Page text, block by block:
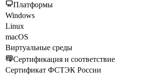
Платформы
Windows
Linux
macOS
Виртуальные среды
Сертификация и соответствие
Сертификат ФСТЭК России